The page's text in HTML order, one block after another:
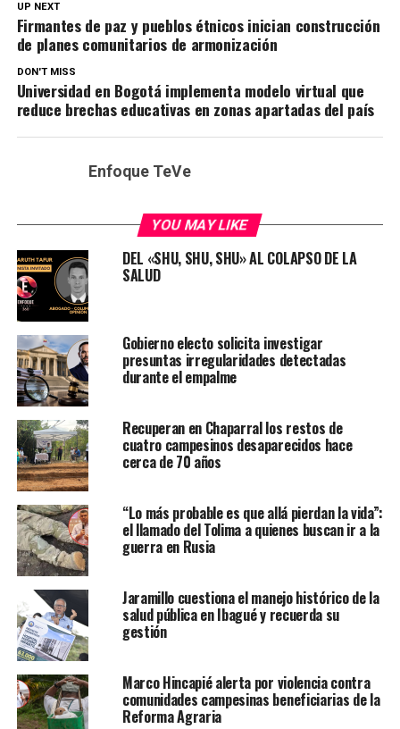
UP NEXT
Firmantes de paz y pueblos étnicos inician construcción
de planes comunitarios de armonización
DON'T MISS
Universidad en Bogotá implementa modelo virtual que
reduce brechas educativas en zonas apartadas del país
Enfoque TeVe
YOU MAY LIKE
DEL «SHU, SHU, SHU» AL COLAPSO DE LA
SALUD
Gobierno electo solicita investigar
presuntas irregularidades detectadas
durante el empalme
Recuperan en Chaparral los restos de
cuatro campesinos desaparecidos hace
cerca de 70 años
“Lo más probable es que allá pierdan la vida”:
el llamado del Tolima a quienes buscan ir a la
guerra en Rusia
Jaramillo cuestiona el manejo histórico de la
salud pública en Ibagué y recuerda su
gestión
Marco Hincapié alerta por violencia contra
comunidades campesinas beneficiarias de la
Reforma Agraria